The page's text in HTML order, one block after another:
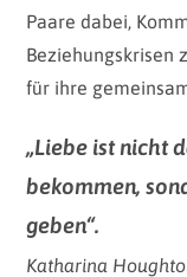
Paare dabei,
Beziehungskrisen
für ihre
„Liebe ist nicht
bekommen,
geben“.
Katharina